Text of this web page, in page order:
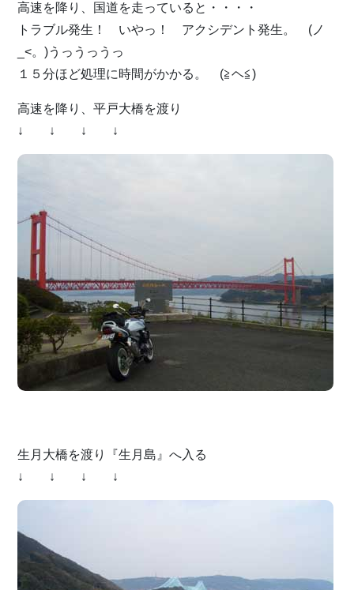
高速を降り、国道を走っていると・・・・
トラブル発生！ いやっ！ アクシデント発生。 (ノ
_<。)うっうっうっ
１５分ほど処理に時間がかかる。 (≧ヘ≦)
高速を降り、平戸大橋を渡り
↓ ↓ ↓ ↓
生月大橋を渡り『生月島』へ入る
↓ ↓ ↓ ↓